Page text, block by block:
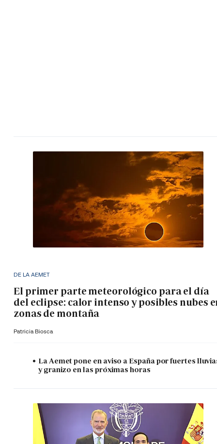
DE LA AEMET
El primer parte meteorológico para el día
del eclipse: calor intenso y posibles nubes
zonas de montaña
Patricia Biosca
La Aemet pone en aviso a España por fuertes
y granizo en las próximas horas